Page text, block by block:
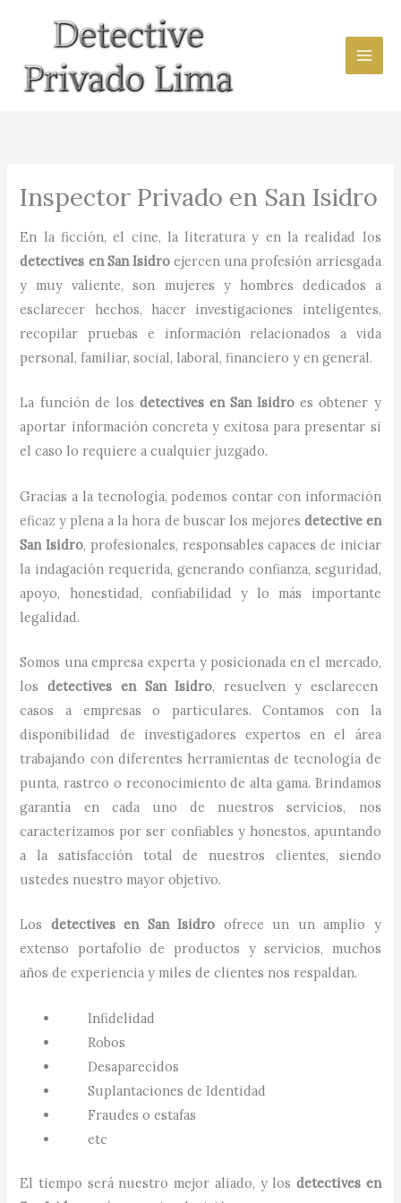
contenido
Inspector Privado en San Isidro
En la ficción, el cine, la literatura y en la realidad los
detectives en San Isidroejercen una profesión arriesgada
y muy valiente, son mujeres y hombres dedicados a
esclarecer hechos, hacer investigaciones inteligentes,
recopilar pruebas e información relacionados a vida
personal, familiar, social, laboral, financiero y en general.
La función de los detectives enSan Isidroes obtener y
aportar información concreta y exitosa para presentar si
el caso lo requiere a cualquier juzgado.
Gracias a la tecnología, podemos contar con información
eficaz y plena a la hora de buscar los mejores detective en
San Isidro, profesionales, responsables capaces de iniciar
la indagación requerida, generando confianza, seguridad,
apoyo, honestidad, confiabilidad y lo más importante
legalidad.
Somos una empresa experta y posicionada en el mercado,
losdetectives en San Isidro, resuelven y esclarecen
casos a empresas o particulares. Contamos con la
disponibilidad de investigadores expertos en el área
trabajando con diferentes herramientas de tecnología de
punta, rastreo o reconocimiento de alta gama. Brindamos
garantía en cada uno de nuestros servicios, nos
caracterizamos por ser confiables y honestos, apuntando
a la satisfacción total de nuestros clientes, siendo
ustedes nuestro mayor objetivo.
Los detectivesen San Isidro ofrece un un amplio y
extenso portafolio de productos y servicios, muchos
años de experiencia y miles de clientes nos respaldan.
Infidelidad
Robos
Desaparecidos
Suplantaciones de Identidad
Fraudes o estafas
etc
El tiempo será nuestro mejor aliado, y los detectives en